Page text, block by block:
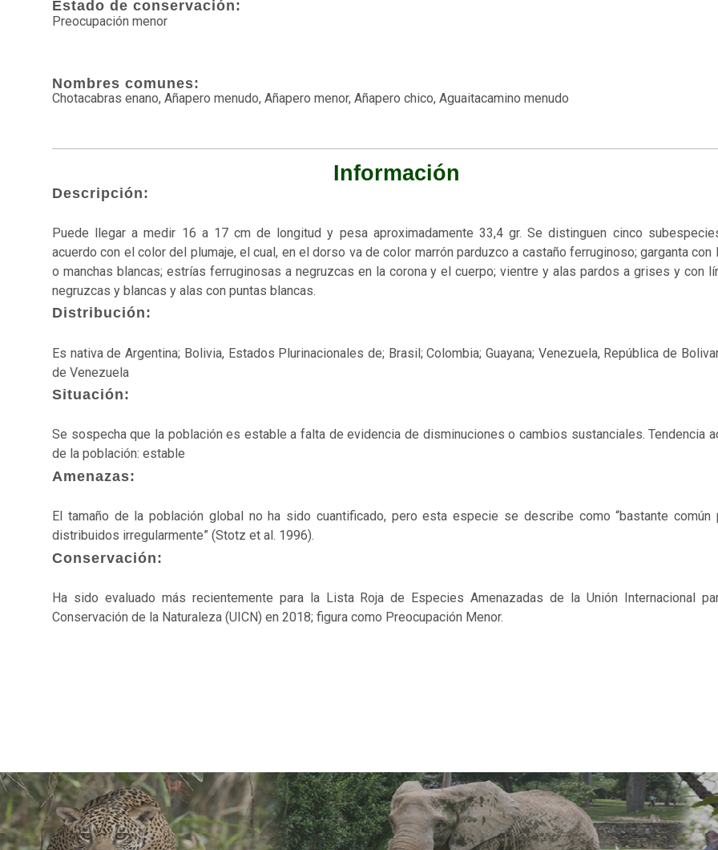
Estado de conservación:
Preocupación menor
Nombres comunes:
Chotacabras enano, Añapero menudo, Añapero menor, Añapero chico, Aguaitacamino menudo
Información
Descripción:
Puede llegar a medir 16​ a 17 cm de longitud y pesa aproximadamente 33,4 gr.​ Se distinguen cinco
acuerdo con el color del plumaje,​ el cual, en el dorso va de color marrón parduzco a castaño ferruginoso; garganta con
o manchas blancas; estrías ferruginosas a negruzcas en la corona y el cuerpo; vientre y alas pardos a grises y con
negruzcas y blancas y alas con puntas blancas.
Distribución:
Es nativa de Argentina; Bolivia, Estados Plurinacionales de; Brasil; Colombia; Guayana; Venezuela, República de
de Venezuela
Situación:
Se sospecha que la población es estable a falta de evidencia de disminuciones o cambios sustanciales. Tendencia
de la población: estable
Amenazas:
El tamaño de la población global no ha sido cuantificado, pero esta especie se describe como “bastante común
distribuidos irregularmente” (Stotz et al. 1996).
Conservación:
Ha sido evaluado más recientemente para la Lista Roja de Especies Amenazadas de la Unión Internacional
Conservación de la Naturaleza (UICN) en 2018; figura como Preocupación Menor.